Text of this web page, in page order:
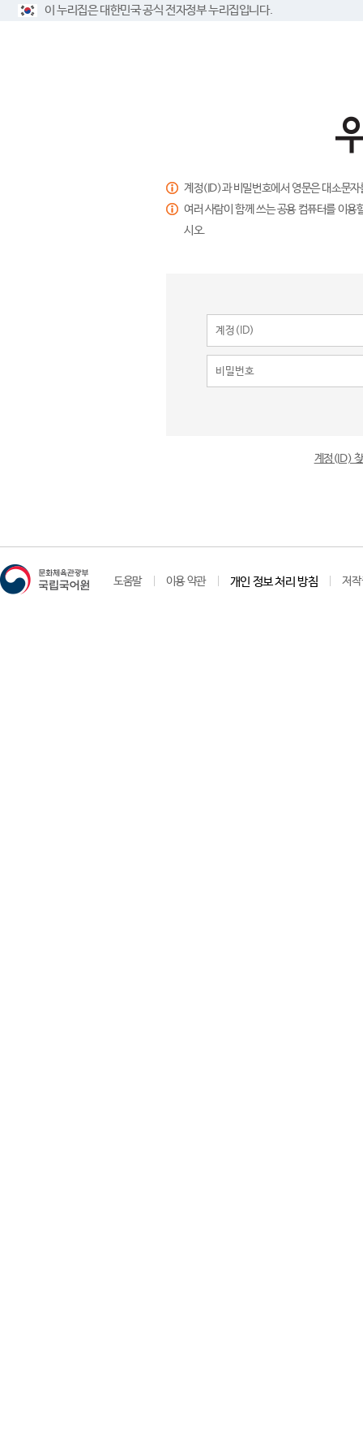
이 누리집은 대한민국 공식 전자정부 누리집입니다.
계정(ID)과 비밀번호에서 영문은 대소문
여러 사람이 함께 쓰는 공용 컴퓨터를 이
시오.
계정(ID)
도움말 이용 약관 개인 정보 처리 방침 저